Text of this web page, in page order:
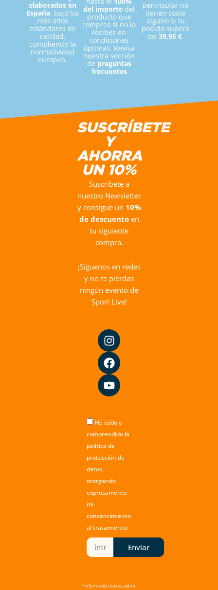
elaborados en
España, bajo los
más altos
estándares de
calidad,
cumpliendo la
normatividad
europea.
del importe del
producto que
compres si no lo
recibes en
condiciones
óptimas. Revisa
nuestra sección
de preguntas
frecuentes
peninsular no
tienen coste
alguno si tu
pedido supera
los 39,95 €.
SUSCRÍBETE
Y
AHORRA
UN 10%
Suscríbete a
nuestro Newsletter
y consigue un 10%
de descuentoen
tu siguiente
compra.
¡Síguenos en redes
y no te pierdas
ningún evento de
Sport Live!
I
n
s
t
a
g
r
m
F
a
c
e
b
o
o
Y
o
u
t
u
b
e
He leído y
comprendido la
política de
protección de
datos,
otorgando
expresamente
mi
consentimiento
al tratamiento.
Enviar
*Información básica sobre